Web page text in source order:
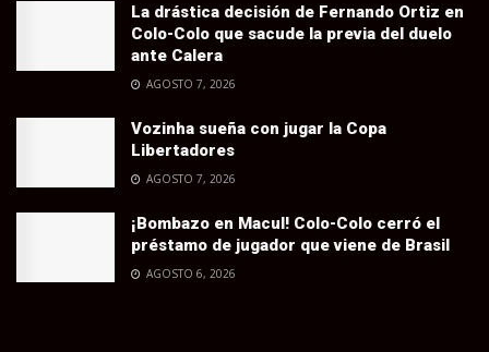
La drástica decisión de Fernando Ortiz en
Colo-Colo que sacude la previa del duelo
ante Calera
AGOSTO 7, 2026
Vozinha sueña con jugar la Copa
Libertadores
AGOSTO 7, 2026
¡Bombazo en Macul! Colo-Colo cerró el
préstamo de jugador que viene de Brasil
AGOSTO 6, 2026